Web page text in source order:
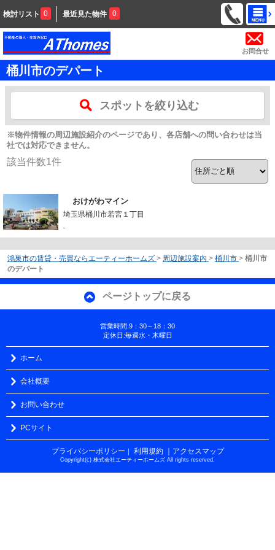
検討リスト 0 最近見た物件 0
お問合せ
桶川市のデパート
スポットを絞り込む
※物件情報の周辺施設紹介のページであり、各店舗への問い合わせは当
社では対応できません。
該当件数1件
おけがわマイン
埼玉県桶川市若宮１丁目
-
鴻巣市の賃貸・売買ならエーティーホームズ > 周辺施設案内 > 桶川市 > 桶川市
のデパート
ページトップに戻る
営業時間:9：30～18：30
定休日:毎週水・木曜日
ホーム
会社概要
お問い合わせ
PCサイト
プライバシーポリシー ｜ 利用規約 ｜アクセスマップ
Copyright(c) 株式会社エーティーホームズ All rights reserved.